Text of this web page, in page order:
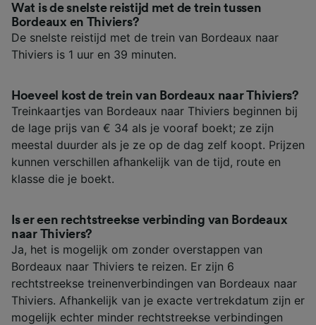
Wat is de snelste reistijd met de trein tussen
Bordeaux en Thiviers?
De snelste reistijd met de trein van Bordeaux naar
Thiviers is 1 uur en 39 minuten.
Hoeveel kost de trein van Bordeaux naar Thiviers?
Treinkaartjes van Bordeaux naar Thiviers beginnen bij
de lage prijs van € 34 als je vooraf boekt; ze zijn
meestal duurder als je ze op de dag zelf koopt. Prijzen
kunnen verschillen afhankelijk van de tijd, route en
klasse die je boekt.
Is er een rechtstreekse verbinding van Bordeaux
naar Thiviers?
Ja, het is mogelijk om zonder overstappen van
Bordeaux naar Thiviers te reizen. Er zijn 6
rechtstreekse treinenverbindingen van Bordeaux naar
Thiviers. Afhankelijk van je exacte vertrekdatum zijn er
mogelijk echter minder rechtstreekse verbindingen